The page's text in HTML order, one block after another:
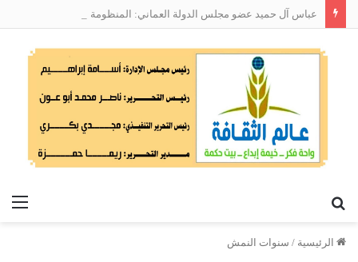
الرئيسية / سنوات النمش